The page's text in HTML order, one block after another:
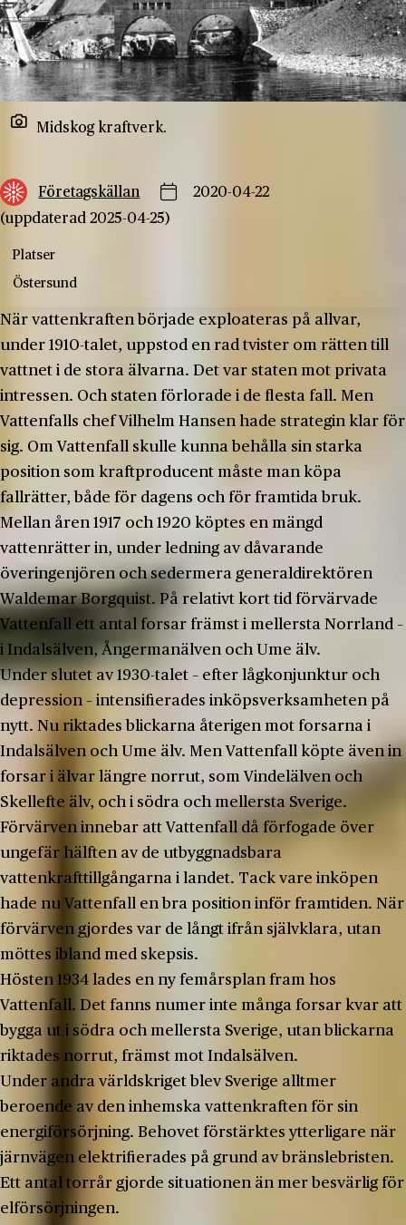
Midskog kraftverk.
Företagskällan
2020-04-22
(uppdaterad 2025-04-25)
Platser
Östersund
När vattenkraften började exploateras på allvar,
under 1910-talet, uppstod en rad tvister om rätten till
vattnet i de stora älvarna. Det var staten mot privata
intressen. Och staten förlorade i de flesta fall. Men
Vattenfalls chef Vilhelm Hansen hade strategin klar för
sig. Om Vattenfall skulle kunna behålla sin starka
position som kraftproducent måste man köpa
fallrätter, både för dagens och för framtida bruk.
Mellan åren 1917 och 1920 köptes en mängd
vattenrätter in, under ledning av dåvarande
överingenjören och sedermera generaldirektören
Waldemar Borgquist. På relativt kort tid förvärvade
Vattenfall ett antal forsar främst i mellersta Norrland –
i Indalsälven, Ångermanälven och Ume älv.
Under slutet av 1930-talet – efter lågkonjunktur och
depression – intensifierades inköpsverksamheten på
nytt. Nu riktades blickarna återigen mot forsarna i
Indalsälven och Ume älv. Men Vattenfall köpte även in
forsar i älvar längre norrut, som Vindelälven och
Skellefte älv, och i södra och mellersta Sverige.
Förvärven innebar att Vattenfall då förfogade över
ungefär hälften av de utbyggnadsbara
vattenkrafttillgångarna i landet. Tack vare inköpen
hade nu Vattenfall en bra position inför framtiden. När
förvärven gjordes var de långt ifrån självklara, utan
möttes ibland med skepsis.
Hösten 1934 lades en ny femårsplan fram hos
Vattenfall. Det fanns numer inte många forsar kvar att
bygga ut i södra och mellersta Sverige, utan blickarna
riktades norrut, främst mot Indalsälven.
Under andra världskriget blev Sverige alltmer
beroende av den inhemska vattenkraften för sin
energiförsörjning. Behovet förstärktes ytterligare när
järnvägen elektrifierades på grund av bränslebristen.
Ett antal torrår gjorde situationen än mer besvärlig för
elförsörjningen.